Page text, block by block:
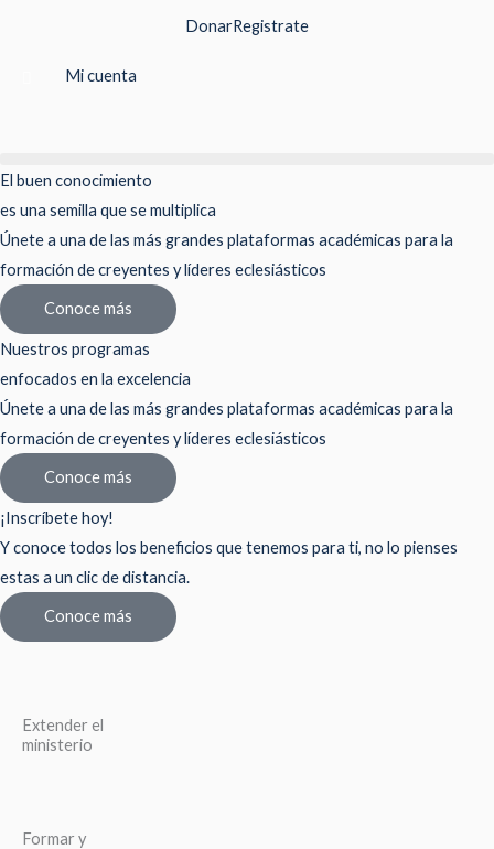
contenido
DonarRegistrate
Mi cuenta
El buen conocimiento
es una semilla que se multiplica
Únete a una de las más grandes plataformas académicas para la
formación de creyentes y líderes eclesiásticos
Conoce más
Nuestros programas
enfocados en la excelencia
Únete a una de las más grandes plataformas académicas para la
formación de creyentes y líderes eclesiásticos
Conoce más
¡Inscríbete hoy!
Y conoce todos los beneficios que tenemos para ti, no lo pienses
estas a un clic de distancia.
Conoce más
Extender el
ministerio
Formar y